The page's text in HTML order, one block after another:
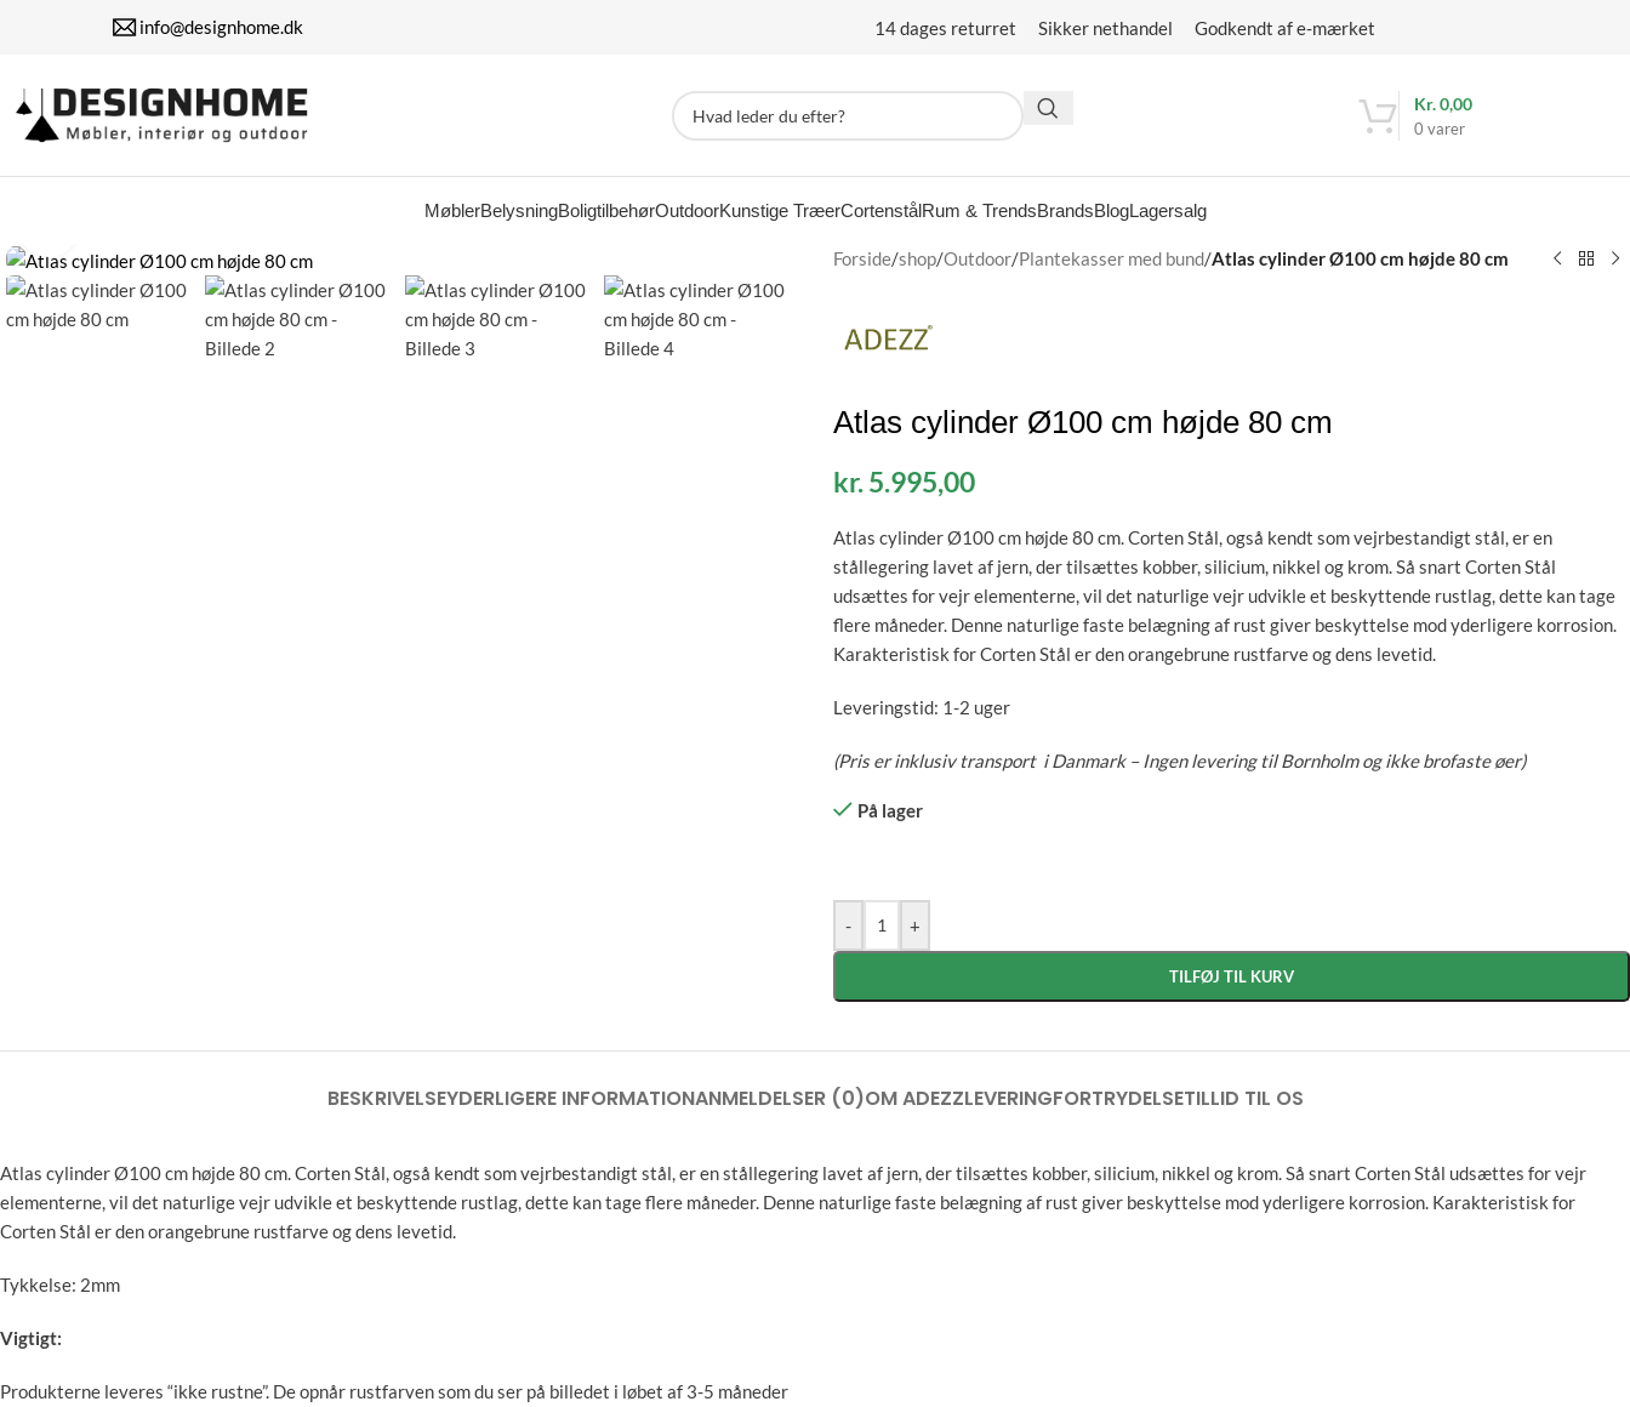
info@designhome.dk 14 dages returret Sikker nethandel Godkendt af e-mærket
0 varer
Kr.0,00
MøblerBelysningBoligtilbehørOutdoorKunstige TræerCortenstålRum & TrendsBrandsBlogLagersalg
Forside/shop/Outdoor/Plantekasser med bund/Atlas cylinder Ø100 cm højde 80 cm
Atlas cylinder Ø100 cm højde 80 cm
kr. 5.995,00
Atlas cylinder Ø100 cm højde 80 cm. Corten Stål, også kendt som vejrbestandigt stål, er en
stållegering lavet af jern, der tilsættes kobber, silicium, nikkel og krom. Så snart Corten Stål
udsættes for vejr elementerne, vil det naturlige vejr udvikle et beskyttende rustlag, dette kan tage
flere måneder. Denne naturlige faste belægning af rust giver beskyttelse mod yderligere korrosion.
Karakteristisk for Corten Stål er den orangebrune rustfarve og dens levetid.
Leveringstid: 1-2 uger
(Pris er inklusiv transport i Danmark – Ingen levering til Bornholm og ikke brofaste øer)
På lager
- +
TILFØJ TIL KURV
BESKRIVELSEYDERLIGERE INFORMATIONANMELDELSER (0)OM ADEZZLEVERINGFORTRYDELSETILLID TIL OS
Atlas cylinder Ø100 cm højde 80 cm. Corten Stål, også kendt som vejrbestandigt stål, er en stållegering lavet af jern, der tilsættes kobber, silicium, nikkel og krom. Så snart Corten Stål udsættes for vejr
elementerne, vil det naturlige vejr udvikle et beskyttende rustlag, dette kan tage flere måneder. Denne naturlige faste belægning af rust giver beskyttelse mod yderligere korrosion. Karakteristisk for
Corten Stål er den orangebrune rustfarve og dens levetid.
Tykkelse: 2mm
Vigtigt:
Produkterne leveres “ikke rustne”. De opnår rustfarven som du ser på billedet i løbet af 3-5 måneder